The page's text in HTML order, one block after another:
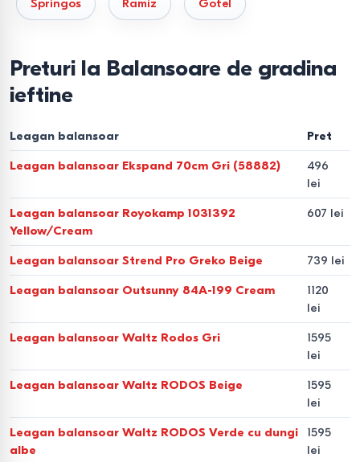
Capacitate și siguranță
Rezistență la vânt
Stabilitate crescută pentru utilizare de către adulți
Tipuri de balansoare și
leagăne de grădină
Balansoar 2 locuri
Model compact pentru terasă sau curte mică. Capacitate
120–200 kg.
Balansoar 3 locuri
Balansoar tip pat (pat leagăn)
Spătar reglabil la 180°, transformă balansoarul într-un loc
Springos Ramiz Gotel
Preturi la Balansoare de gradina
ieftine
Leagan balansoar Pret
Leagan balansoar Ekspand 70cm Gri (58882)
496
lei
Leagan balansoar Royokamp 1031392
Yellow/Cream
607 lei
Leagan balansoar Strend Pro Greko Beige 739 lei
Leagan balansoar Outsunny 84A-199 Cream
1120
lei
Leagan balansoar Waltz Rodos Gri
1595
lei
Leagan balansoar Waltz RODOS Beige
1595
lei
Leagan balansoar Waltz RODOS Verde cu dungi
albe
1595
lei